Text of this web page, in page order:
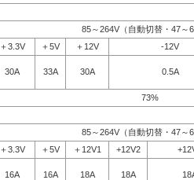
85～264V（自動切替・47～
＋3.3V ＋5V ＋12V -12V
30A
33A 30A 0.5A
73%
85～264V（自動切替・47～
＋3.3V ＋5V ＋12V1 +12V2
16A
16A 18A 18A